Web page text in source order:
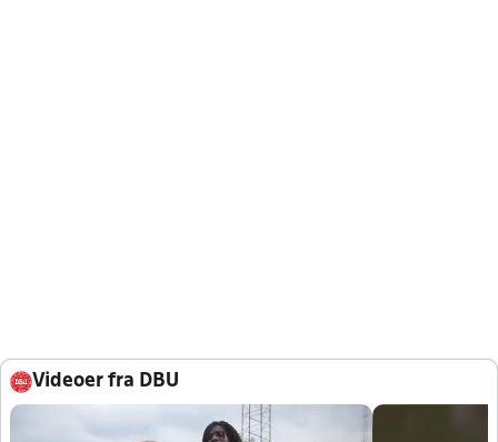
Videoer fra DBU